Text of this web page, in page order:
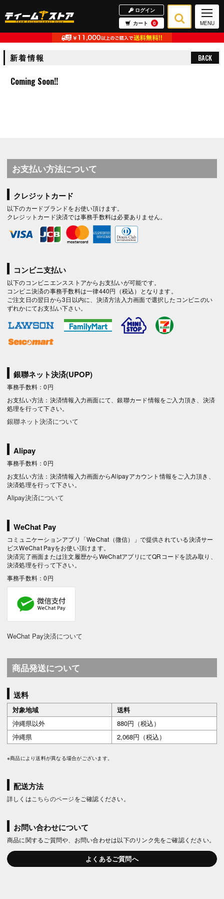
ログイン
カート
0 MENU
新着情報 BACK
Coming Soon!!
お支払い方法について
クレジットカード
以下のカードブランドをお使い頂けます。
クレジットカード決済では事務手数料は必要ありません。
コンビニ支払い
以下のコンビニエンスストアからお支払いが可能です。
コンビニ決済の事務手数料は一律440円（税込）となります。
ご注文日の翌日から3日以内に、決済方法入力画面で選択したコンビニのい
ずれかにてお支払い下さい。
銀聯ネット決済(UPOP)
事務手数料：0円
お支払い方法：決済情報入力画面にて、銀聯カード情報をご入力頂き、決済
処理を行って下さい。
銀聯ネット決済について
Alipay
事務手数料：0円
お支払い方法：決済情報入力画面からAlipayアカウント情報をご入力頂き、
決済処理を行って下さい。
Alipay決済について
WeChat Pay
コミュニケーションアプリ「WeChat（微信）」で提供されている決済サー
ビスWeChat Payをお使い頂けます。
決済完了画面または注文履歴からWeChatアプリにてQRコードを読み取り、
決済処理を行って下さい。
事務手数料：0円
WeChat Pay決済について
商品発送について
送料
対象地域
送料
沖縄県以外
880円（税込）
沖縄県
2,068円（税込）
※商品により送料が異なる場合がございます。
配送方法
詳しくは こちらのページをご確認ください。
お問い合わせについて
商品に関するご質問や、お問い合わせは以下のリンク先をご確認ください。
よくあるご質問へ